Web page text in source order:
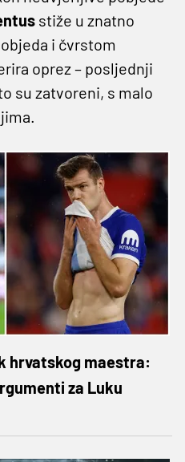
stiže u znatno
i čvrstom
oprez – posljednji
su zatvoreni, s malo
hrvatskog maestra:
za Luku